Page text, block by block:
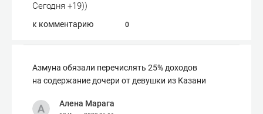
Сегодня +19))
к комментарию 0
Азмуна обязали перечислять 25% доходов
на содержание дочери от девушки из Казани
Алена Марага